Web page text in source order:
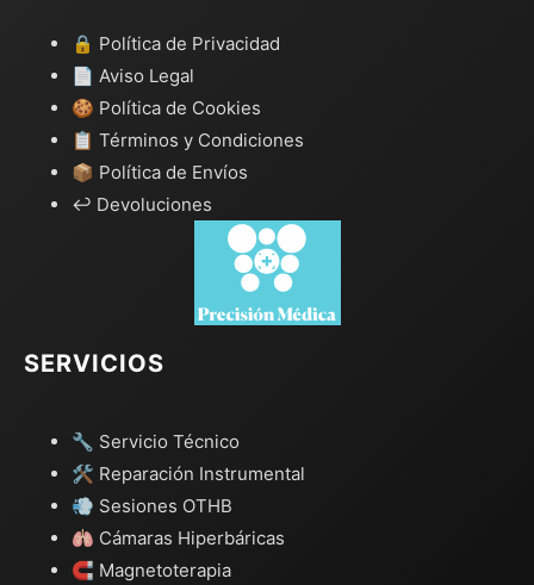
🔒 Política de Privacidad
📄 Aviso Legal
🍪 Política de Cookies
📋 Términos y Condiciones
📦 Política de Envíos
↩️ Devoluciones
SERVICIOS
🔧 Servicio Técnico
🛠️ Reparación Instrumental
💨 Sesiones OTHB
🫁 Cámaras Hiperbáricas
🧲 Magnetoterapia